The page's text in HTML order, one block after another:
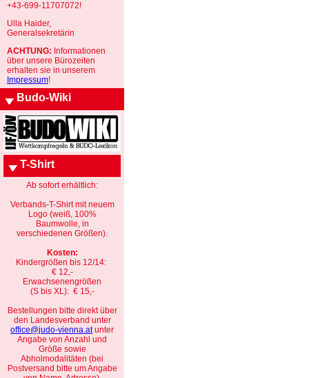
+43-699-11707072!
Ulla Haider,
Generalsekretärin
ACHTUNG: Informationen
über unsere Bürozeiten
erhalten sie in unserem
Impressum!
Budo-Wiki
T-Shirt
Ab sofort erhältlich:
Verbands-T-Shirt mit neuem
Logo (weiß, 100%
Baumwolle, in
verschiedenen Größen).
Kosten:
Kindergrößen bis 12/14:
€ 12,-
Erwachsenengrößen
(S bis XL): € 15,-
Bestellungen bitte direkt über
den Landesverband unter
office@judo-vienna.atunter
Angabe von Anzahl und
Größe sowie
Abholmodalitäten (bei
Postversand bitte um Angabe